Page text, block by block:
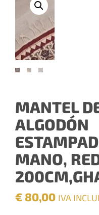
MANTEL
ALGODÓN
MANO,
€ 80,00 IVA